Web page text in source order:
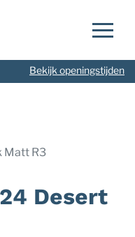
Bekijk openingstijden
Matt R3
Desert